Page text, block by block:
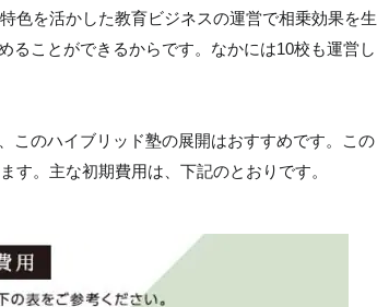
色を活かした教育ビジネスの運営で相乗効果を生
ることができるからです。なかには10校も運営し
このハイブリッド塾の展開はおすすめです。この
す。主な初期費用は、下記のとおりです。